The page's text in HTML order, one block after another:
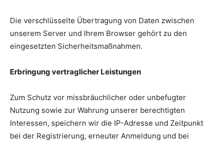
Die verschlüsselte Übertragung von Daten zwischen
unserem Server und Ihrem Browser gehört zu den
eingesetzten Sicherheitsmaßnahmen.
Erbringung vertraglicher Leistungen
Zum Schutz vor missbräuchlicher oder unbefugter
Nutzung sowie zur Wahrung unserer berechtigten
Interessen, speichern wir die IP-Adresse und Zeitpunkt
bei der Registrierung, erneuter Anmeldung und bei